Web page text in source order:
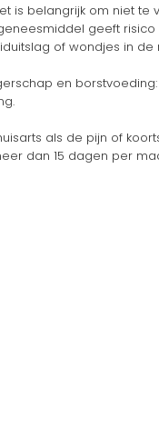
is belangrijk om niet
geeft
of wondjes in
en
als de pijn of
dan 15 dagen per